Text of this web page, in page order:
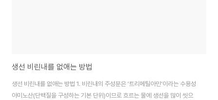
생선 비린내를 없애는 방법
생선 비린내를 없애는 방법 1. 비린내의 주성분은 ‘트리메틸아민’이라는 수용성
아미노산(단백질을 구성하는 기본 단위)이므로 흐르는 물에 생선을 많이 씻으